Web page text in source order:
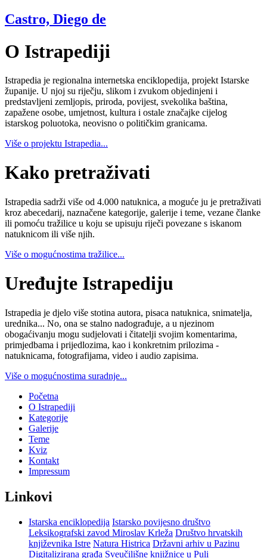
Castro, Diego de
O Istrapediji
Istrapedia je regionalna internetska enciklopedija, projekt Istarske
županije. U njoj su riječju, slikom i zvukom objedinjeni i
predstavljeni zemljopis, priroda, povijest, svekolika baština,
zapažene osobe, umjetnost, kultura i ostale značajke cijelog
istarskog poluotoka, neovisno o političkim granicama.
Više o projektu Istrapedia...
Kako pretraživati
Istrapedia sadrži više od 4.000 natuknica, a moguće ju je pretraživati
kroz abecedarij, naznačene kategorije, galerije i teme, vezane članke
ili pomoću tražilice u koju se upisuju riječi povezane s iskanom
natuknicom ili više njih.
Više o mogućnostima tražilice...
Uređujte Istrapediju
Istrapedia je djelo više stotina autora, pisaca natuknica, snimatelja,
urednika... No, ona se stalno nadograđuje, a u njezinom
obogaćivanju mogu sudjelovati i čitatelji svojim komentarima,
primjedbama i prijedlozima, kao i konkretnim prilozima -
natuknicama, fotografijama, video i audio zapisima.
Više o mogućnostima suradnje...
Početna
O Istrapediji
Kategorije
Galerije
Teme
Kviz
Kontakt
Impressum
Linkovi
Istarska enciklopedija Istarsko povijesno društvo
Leksikografski zavod Miroslav Krleža Društvo hrvatskih
književnika Istre Natura Histrica Državni arhiv u Pazinu
Digitalizirana građa Sveučilišne knjižnice u Puli